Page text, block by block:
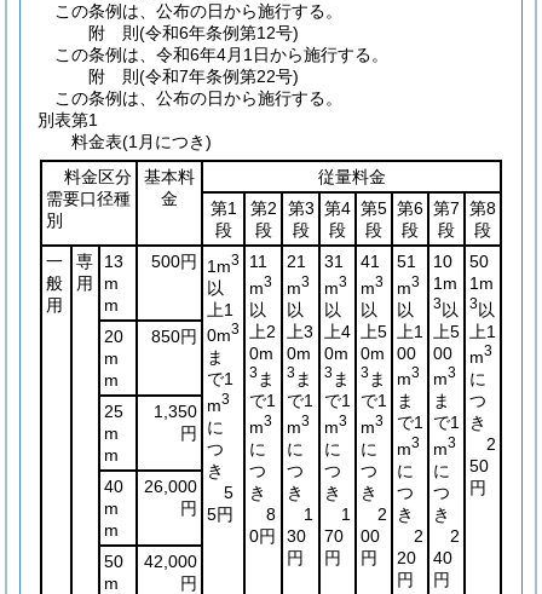
この条例は、公布の日から施行する。
附 則(令和6年条例第12号)
この条例は、令和6年4月1日から施行する。
附 則(令和7年条例第22号)
この条例は、公布の日から施行する。
別表第1
料金表(1月につき)
料金区分
需要口径種
別
基本料
金
従量料金
第1
段
第2
段
第3
段
第4
段
第5
段
第6
段
第7
段
第8
段
一
般
用
専
用
13
m
m
500円 1m3
以
上1
0m3
ま
で1
m3
に
つ
き
5
5円
11
m3
以
上2
0m
3ま
で1
m3
に
つ
き
8
0円
21
m3
以
上3
0m
3ま
で1
m3
に
つ
き
1
30
円
31
m3
以
上4
0m
3ま
で1
m3
に
つ
き
1
70
円
41
m3
以
上5
0m
3ま
で1
m3
に
つ
き
2
00
円
51
m3
以
上1
00
m3
ま
で1
m3
に
つ
き
2
20
円
10
1m
3以
上5
00
m3
ま
で1
m3
に
つ
き
2
40
円
50
1m
3以
上1
m3
に
つ
き
2
50
円
20
m
m
850円
25
m
m
1,350
円
40
m
m
26,000
円
50
m
42,000
円